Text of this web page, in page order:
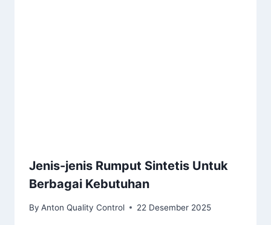
Jenis-jenis Rumput Sintetis Untuk
Berbagai Kebutuhan
By Anton Quality Control 22 Desember 2025